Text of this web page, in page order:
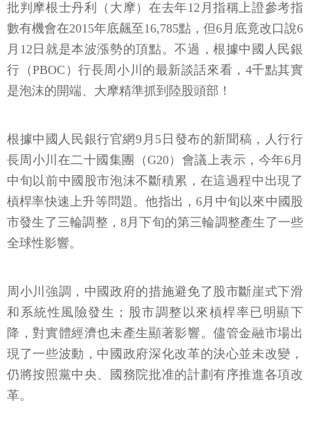
批判摩根士丹利（大摩）在去年12月指稱上證參考指
數有機會在2015年底飆至16,785點，但6月底竟改口說6
月12日就是本波漲勢的頂點。不過，根據中國人民銀
行（PBOC）行長周小川的最新談話來看，4千點其實
是泡沫的開端、大摩精準抓到陸股頭部！
根據中國人民銀行官網9月5日發布的新聞稿，人行行
長周小川在二十國集團（G20）會議上表示，今年6月
中旬以前中國股市泡沫不斷積累，在這過程中出現了
槓桿率快速上升等問題。他指出，6月中旬以來中國股
市發生了三輪調整，8月下旬的第三輪調整產生了一些
全球性影響。
周小川強調，中國政府的措施避免了股市斷崖式下滑
和系統性風險發生；股市調整以來槓桿率已明顯下
降，對實體經濟也未產生顯著影響。儘管金融市場出
現了一些波動，中國政府深化改革的決心並未改變，
仍將按照黨中央、國務院批准的計劃有序推進各項改
革。